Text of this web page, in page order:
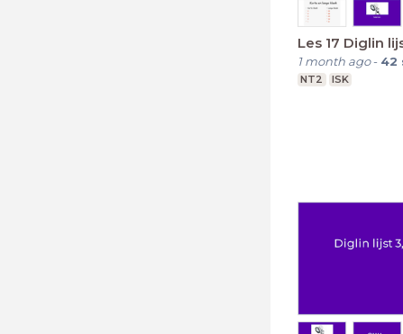
Les 17 Diglin
1 month ago- 42
NT2 ISK